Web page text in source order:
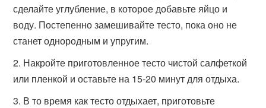
сделайте углубление, в которое добавьте яйцо и
воду. Постепенно замешивайте тесто, пока оно не
станет однородным и упругим.
Накройте приготовленное тесто чистой салфеткой
или пленкой и оставьте на 15-20 минут для отдыха.
В то время как тесто отдыхает, приготовьте